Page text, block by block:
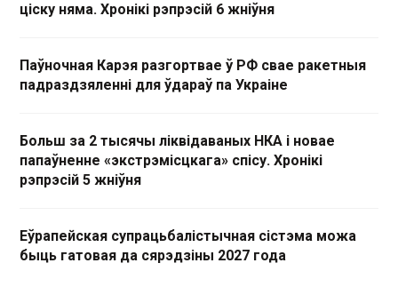
ціску няма. Хронікі рэпрэсій 6 жніўня
Паўночная Карэя разгортвае ў РФ свае ракетныя
падраздзяленні для ўдараў па Украіне
Больш за 2 тысячы ліквідаваных НКА і новае
папаўненне «экстрэмісцкага» спісу. Хронікі
рэпрэсій 5 жніўня
Еўрапейская супрацьбалістычная сістэма можа
быць гатовая да сярэдзіны 2027 года